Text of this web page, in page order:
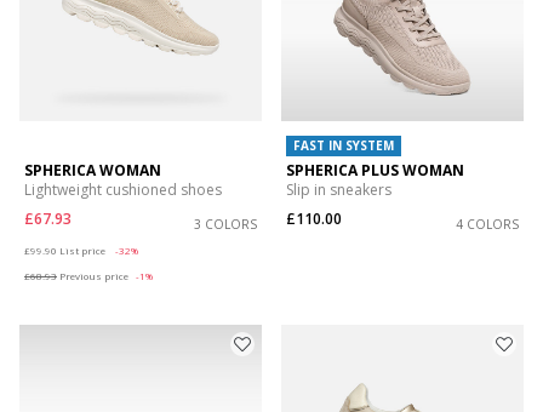
SPHERICA WOMAN
Lightweight cushioned shoes
£67.93
3 COLORS
£99.90 List price
-32%
£68.93 Previous price -1%
FAST IN SYSTEM
SPHERICA PLUS WOMAN
Slip in sneakers
£110.00
4 COLORS